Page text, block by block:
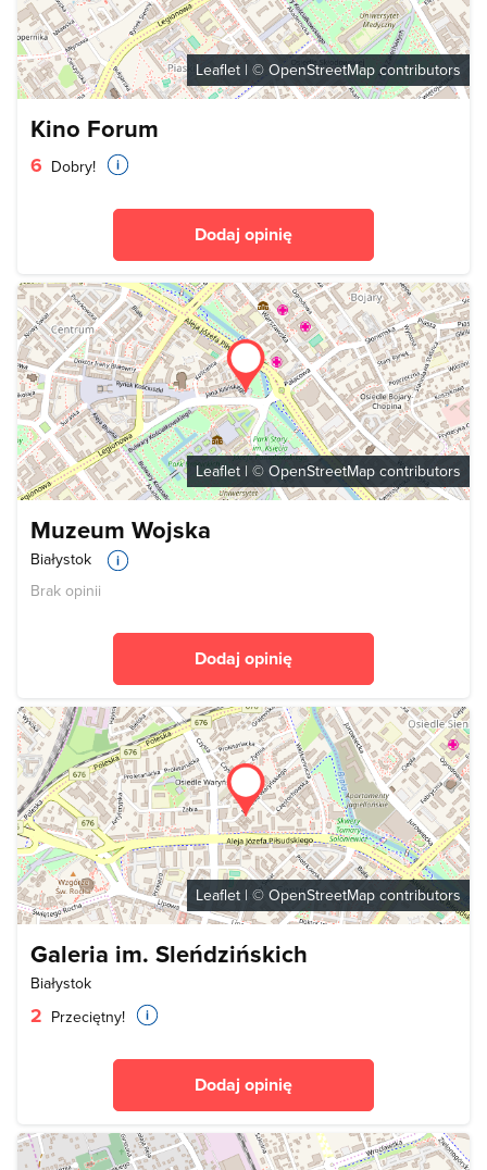
Leaflet | © OpenStreetMapcontributors
Kino Forum
6 Dobry!
Dodaj opinię
Leaflet | © OpenStreetMap contributors
Muzeum Wojska
Białystok
Brak opinii
Dodaj opinię
Leaflet | © OpenStreetMap contributors
Galeria im. Sleńdzińskich
Białystok
2 Przeciętny!
Dodaj opinię